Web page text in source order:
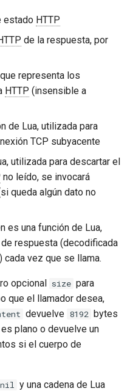
estado HTTP
de la respuesta, por
representa los
HTTP (insensible a
de Lua, utilizada para
TCP subyacente
utilizada para descartar el
no leído, se invocará
queda algún dato no
es una función de Lua,
respuesta (decodificada
vez que se llama.
opcional size para
que el llamador desea,
devuelve 8192 bytes
plano o devuelve un
si el cuerpo de
nil y una cadena de Lua